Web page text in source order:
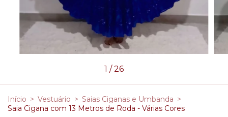
1 /26
Início > Vestuário > Saias Ciganas e Umbanda >
Saia Cigana com 13 Metros de Roda - Várias Cores